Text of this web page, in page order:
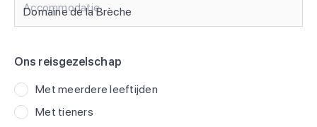
Accommodatie
Ons reisgezelschap
Met meerdere leeftijden
Met tieners